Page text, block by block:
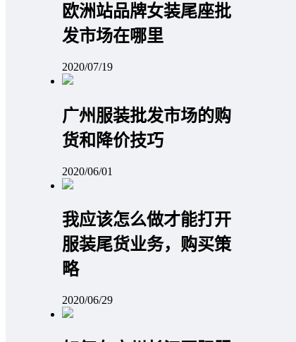
欧洲站品牌女装尾座批
发市场在哪里
2020/07/19
广州服装批发市场的购
货和降价技巧
2020/06/01
我应该怎么做才能打开
服装尾货业务，购买策
略
2020/06/29